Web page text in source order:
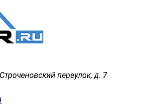
переулок, д. 7